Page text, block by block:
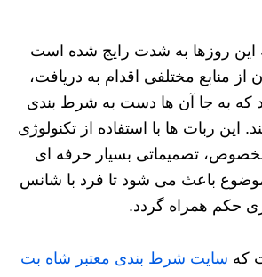
این روزها به شدت رایج شده است
از منابع مختلفی اقدام به دریافت،
که به جا آن ها دست به شرط بندی
این ربات ها با استفاده از تکنولوژی
تصمیماتی بسیار حرفه ای
باعث می شود تا فرد با شانس
حکم همراه گردد.
که سایت شرط بندی معتبر شاه بت